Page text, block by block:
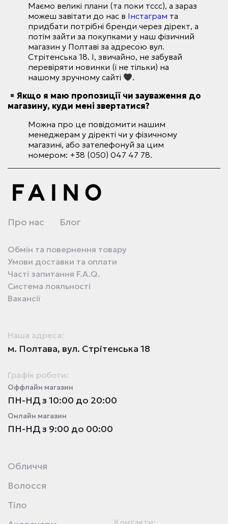
Маємо великі плани (та поки тссс), а зараз
можеш завітати до нас в Інстаграм та
придбати потрібні бренди через дірект, а
потім зайти за покупками у наш фізичний
магазин у Полтаві за адресою вул.
Стрітенська 18. І, звичайно, не забувай
перевіряти новинки (і не тільки) на
нашому зручному сайті
.
Якщо я маю пропозиції чи зауваження до
магазину, куди мені звертатися?
Можна про це повідомити нашим
менеджерам у діректі чи у фізичному
магазині, або зателефонуй за цим
номером: +38 (050) 047 47 78.
Про нас Блог
Обмін та повернення товару
Умови доставки та оплати
Часті запитання F.A.Q.
Система лояльності
Вакансії
Наша адреса:
м. Полтава, вул. Стрітенська 18
Графік роботи:
Оффлайн магазин
ПН-НД з 10:00 до 20:00
Онлайн магазин
ПН-НД з 9:00 до 00:00
Контакти:
Обличчя
Волосся
Тіло